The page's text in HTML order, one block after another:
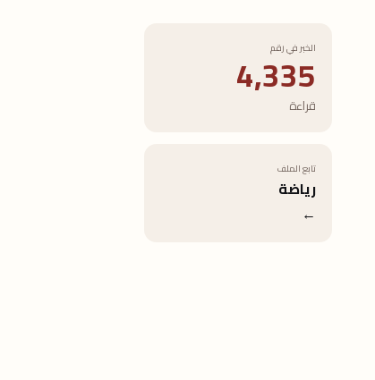
الخبر في رقم
4,335
قراءة
تابع الملف
رياضة
←